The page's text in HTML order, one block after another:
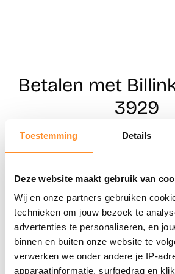
Toestemming Details
Deze website maakt gebruik van
Wij en onze partners gebruiken
technieken om jouw bezoek te
advertenties te personaliseren, en
binnen en buiten onze website te
verwerken we onder andere je IP-
apparaatinformatie, surfgedrag en
Betalen met
3929
Naar winkels